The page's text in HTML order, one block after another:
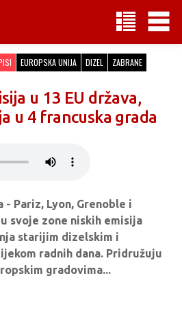
EUROPSKA UNIJA DIZEL ZABRANE
u 13 EU država,
u 4 francuska grada
Pariz, Lyon, Grenoble i
svoje zone niskih emisija
starijim dizelskim i
radnih dana. Pridružuju
gradovima...